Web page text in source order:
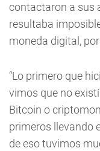
contactaron a sus
resultaba
moneda digital,
“Lo primero que
vimos que no
Bitcoin o
primeros llevando
de eso tuvimos